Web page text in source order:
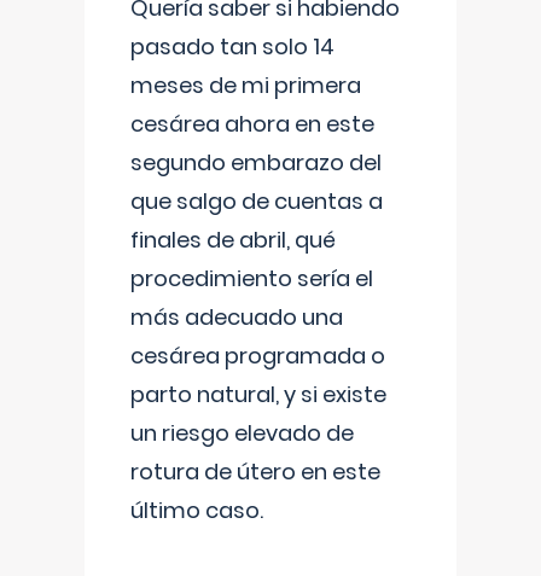
Quería saber si habiendo
pasado tan solo 14
meses de mi primera
cesárea ahora en este
segundo embarazo del
que salgo de cuentas a
finales de abril, qué
procedimiento sería el
más adecuado una
cesárea programada o
parto natural, y si existe
un riesgo elevado de
rotura de útero en este
último caso.